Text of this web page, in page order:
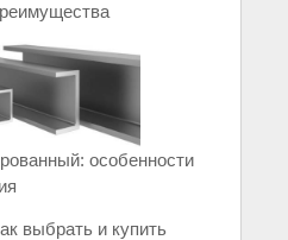
особенности
выбрать и купить